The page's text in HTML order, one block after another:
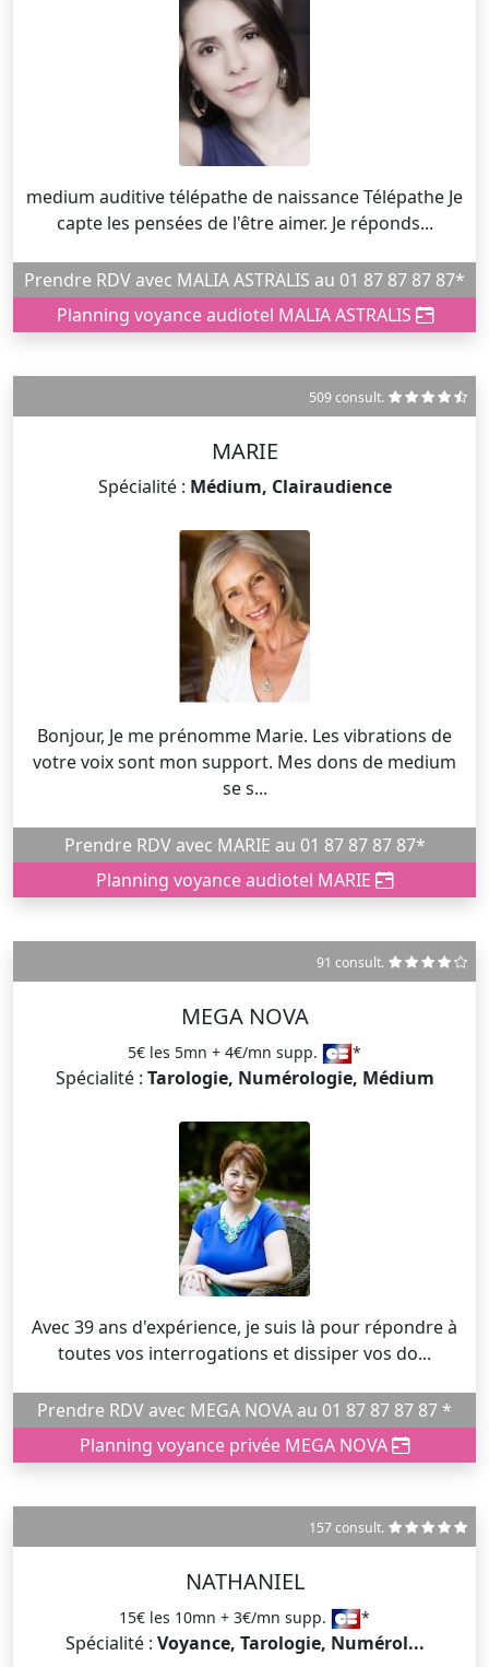
medium auditive télépathe de naissance Télépathe Je
capte les pensées de l'être aimer. Je réponds...
Prendre RDV avec MALIA ASTRALIS au 01 87 87 87 87*
Planning voyance audiotel MALIA ASTRALIS
509 consult.
MARIE
Spécialité : Médium, Clairaudience
Bonjour, Je me prénomme Marie. Les vibrations de
votre voix sont mon support. Mes dons de medium
se s...
Prendre RDV avec MARIE au 01 87 87 87 87*
Planning voyance audiotel MARIE
91 consult.
MEGA NOVA
5€ les 5mn + 4€/mn supp. *
Spécialité : Tarologie, Numérologie, Médium
Avec 39 ans d'expérience, je suis là pour répondre à
toutes vos interrogations et dissiper vos do...
Prendre RDV avec MEGA NOVA au 01 87 87 87 87 *
Planning voyance privée MEGA NOVA
157 consult.
NATHANIEL
15€ les 10mn + 3€/mn supp. *
Spécialité : Voyance, Tarologie, Numérol...